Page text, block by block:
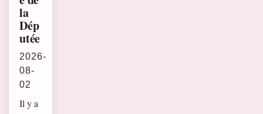
la
Dép
utée
2026-
08-
02
Il y a